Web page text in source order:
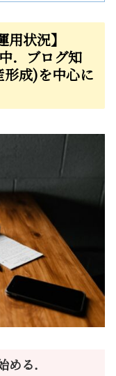
用状況】
．ブログ知
成)を中心に
る．